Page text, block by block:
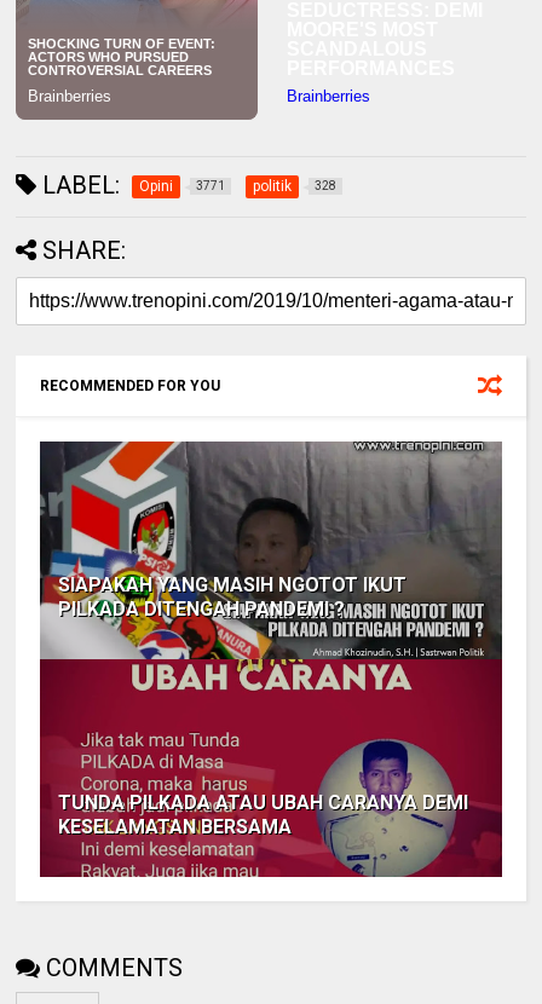
LABEL: Opini 3771 politik 328
SHARE:
RECOMMENDED FOR YOU
SIAPAKAH YANG MASIH NGOTOT IKUT
PILKADA DITENGAH PANDEMI ?
TUNDA PILKADA ATAU UBAH CARANYA DEMI
KESELAMATAN BERSAMA
COMMENTS